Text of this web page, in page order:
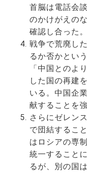
首脳は電話会
のかけがえの
確認し合った。
戦争で荒廃し
るか否かとい
「中国とのよ
した国の再建
いる。中国企
献することを
さらにゼレン
で団結するこ
はロシアの専
統一すること
るが、別の国